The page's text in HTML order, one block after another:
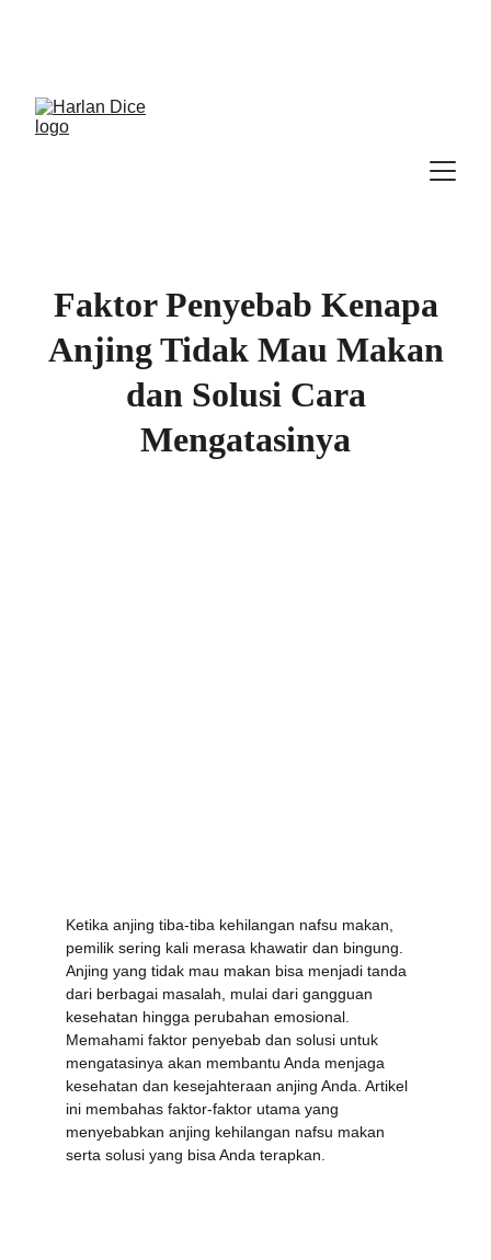
Faktor Penyebab Kenapa
Anjing Tidak Mau Makan
dan Solusi Cara
Mengatasinya
Ketika anjing tiba-tiba kehilangan nafsu makan,
pemilik sering kali merasa khawatir dan bingung.
Anjing yang tidak mau makan bisa menjadi tanda
dari berbagai masalah, mulai dari gangguan
kesehatan hingga perubahan emosional.
Memahami faktor penyebab dan solusi untuk
mengatasinya akan membantu Anda menjaga
kesehatan dan kesejahteraan anjing Anda. Artikel
ini membahas faktor-faktor utama yang
menyebabkan anjing kehilangan nafsu makan
serta solusi yang bisa Anda terapkan.